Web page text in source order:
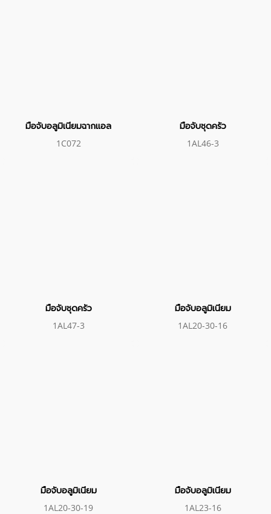
มือจับอลูมิเนียมฉากแอล
1C072
มือจับชุดครัว
1AL46-3
มือจับชุดครัว
1AL47-3
มือจับอลูมิเนียม
1AL20-30-16
มือจับอลูมิเนียม
1AL20-30-19
มือจับอลูมิเนียม
1AL23-16